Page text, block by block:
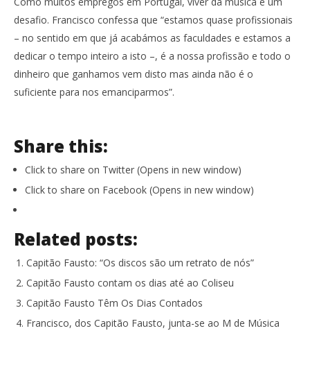
desafio. Francisco confessa que “estamos quase profissionais
– no sentido em que já acabámos as faculdades e estamos a
dedicar o tempo inteiro a isto –, é a nossa profissão e todo o
dinheiro que ganhamos vem disto mas ainda não é o
suficiente para nos emanciparmos”.
Share this:
Click to share on Twitter (Opens in new window)
Click to share on Facebook (Opens in new window)
Related posts:
Capitão Fausto: “Os discos são um retrato de nós”
Capitão Fausto contam os dias até ao Coliseu
Capitão Fausto Têm Os Dias Contados
Francisco, dos Capitão Fausto, junta-se ao M de Música